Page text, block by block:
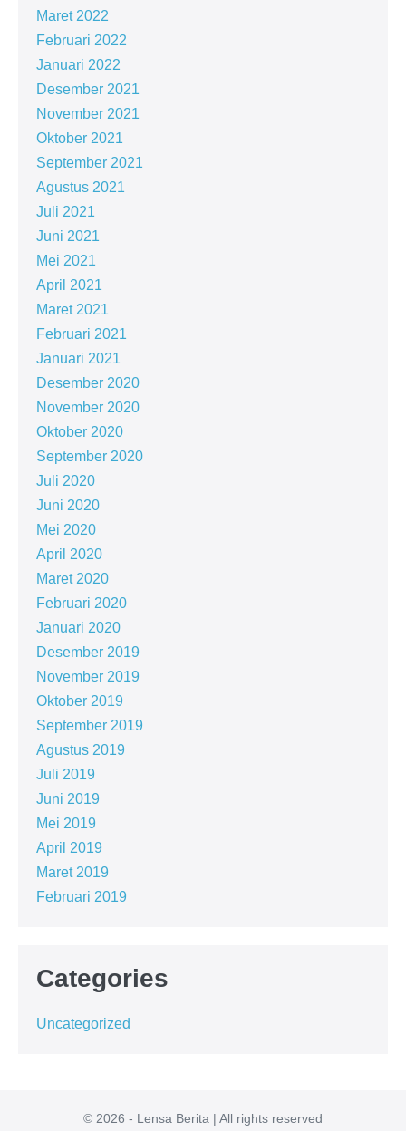
Maret 2022
Februari 2022
Januari 2022
Desember 2021
November 2021
Oktober 2021
September 2021
Agustus 2021
Juli 2021
Juni 2021
Mei 2021
April 2021
Maret 2021
Februari 2021
Januari 2021
Desember 2020
November 2020
Oktober 2020
September 2020
Juli 2020
Juni 2020
Mei 2020
April 2020
Maret 2020
Februari 2020
Januari 2020
Desember 2019
November 2019
Oktober 2019
September 2019
Agustus 2019
Juli 2019
Juni 2019
Mei 2019
April 2019
Maret 2019
Februari 2019
Categories
Uncategorized
© 2026 - Lensa Berita | All rights reserved